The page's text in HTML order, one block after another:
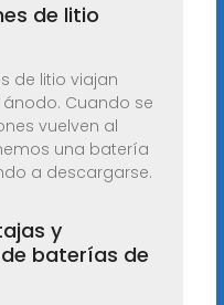
de litio
de litio viajan
Cuando se
vuelven al
una batería
a descargarse.
y
baterías de